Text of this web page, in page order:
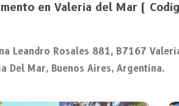
en Valeria del Mar (
Leandro Rosales 881, B7167
Del Mar, Buenos Aires, Argentina.